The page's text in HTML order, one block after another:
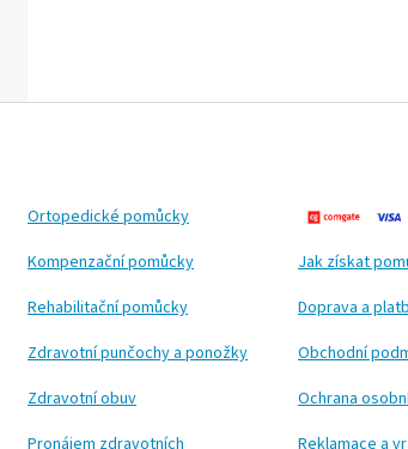
Ortopedické pomůcky
Kompenzační pomůcky
Rehabilitační pomůcky
Zdravotní punčochy a ponožky
Zdravotní obuv
Pronájem zdravotních
Jak získat
Doprava a
Obchodní
Ochrana
Reklamace a